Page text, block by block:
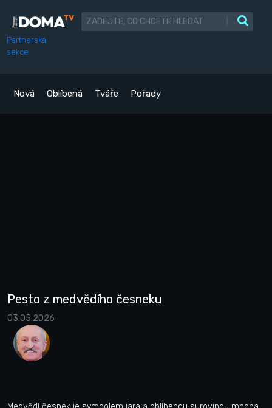
Partnerská
sekce
Nová Oblíbená Tváře Pořady
Pesto z medvědího česneku
03.05.2026